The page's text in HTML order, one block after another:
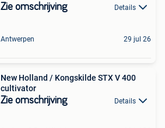
Zie omschrijving Details
Antwerpen 29 jul 26
New Holland / Kongskilde STX V 400
cultivator
Zie omschrijving Details